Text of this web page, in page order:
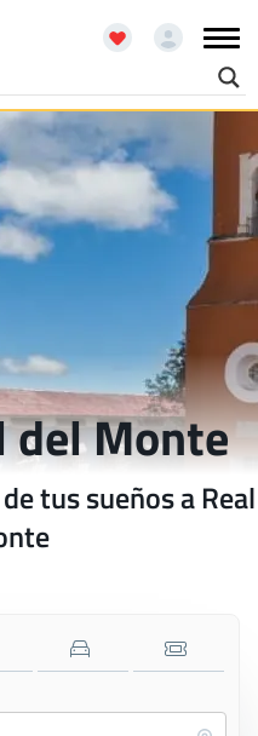
del Monte
tus sueños a Real